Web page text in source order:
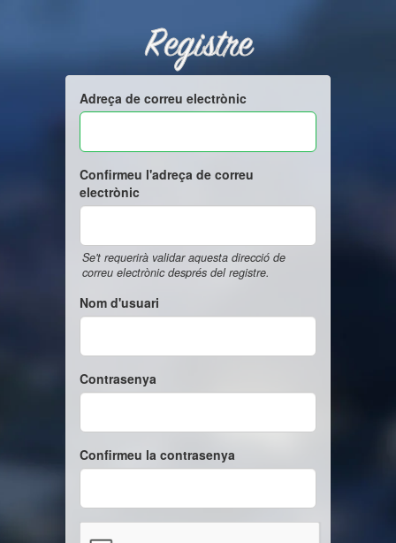
Registre
Adreça de correu electrònic
Confirmeu l'adreça de correu
electrònic
Se't requerirà validar aquesta direcció de
correu electrònic després del registre.
Nom d'usuari
Contrasenya
Confirmeu la contrasenya